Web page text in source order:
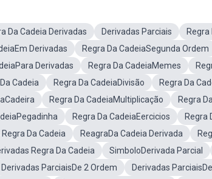
Da Cadeia Derivadas Derivadas Parciais
Derivadas Regra Da CadeiaSegunda Ordem
Derivadas Regra Da CadeiaMemes
Cadeia Regra Da CadeiaDivisão
Regra Da
Regra Da CadeiaMultiplicação
Regra
Regra Da CadeiaEercicios
Regra
Da Cadeia ReagraDa Cadeia Derivada
Regra Da Cadeia SimboloDerivada Parcial
Derivadas ParciaisDe 2 Ordem
Derivadas